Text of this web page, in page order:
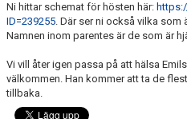
MEDLEMSINFO
TÄVLINGAR/TRÄNINGSLÄGER
Ni hittar schemat för hösten här:
ID=239255. Där ser ni också vilka som
Namnen inom parentes är de som är
Vi vill åter igen passa på att hälsa
välkommen. Han kommer att ta de
tillbaka.